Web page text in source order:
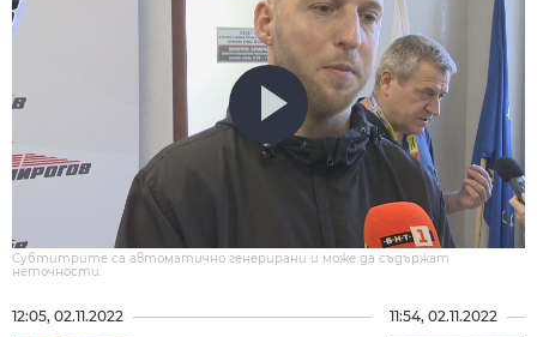
Субтитрите са автоматично генерирани и може да съдържат
неточности.
12:05, 02.11.2022 11:54, 02.11.2022